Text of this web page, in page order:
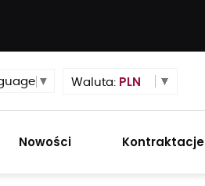
▼ Waluta: PLN
Nowości Kontraktacje